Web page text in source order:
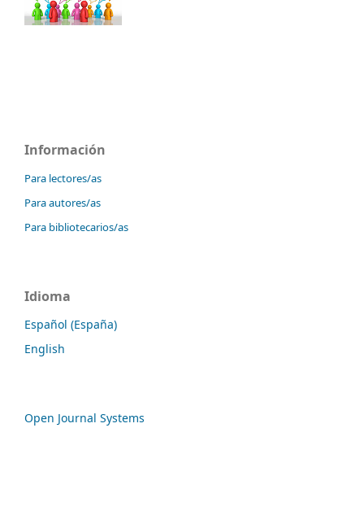
Información
Para lectores/as
Para autores/as
Para bibliotecarios/as
Idioma
Español (España)
English
Open Journal Systems